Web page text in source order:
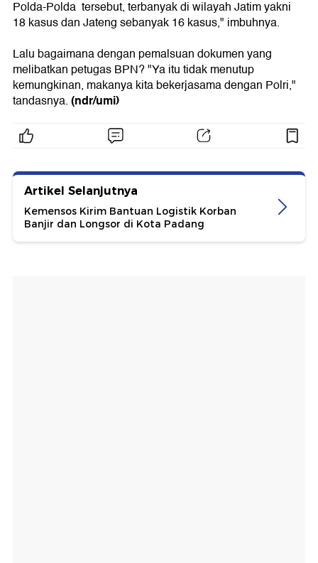
Polda-Polda tersebut, terbanyak di wilayah Jatim yakni
18 kasus dan Jateng sebanyak 16 kasus," imbuhnya.
Lalu bagaimana dengan pemalsuan dokumen yang
melibatkan petugas BPN? "Ya itu tidak menutup
kemungkinan, makanya kita bekerjasama dengan Polri,"
tandasnya.(ndr/umi)
Artikel Selanjutnya
Kemensos Kirim Bantuan Logistik Korban
Banjir dan Longsor di Kota Padang